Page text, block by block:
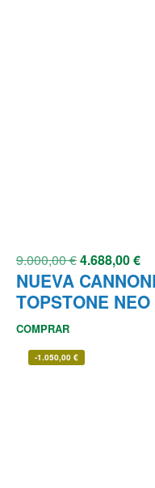
9.000,00€4.688,00€
NUEVA
TOPSTONE
COMPRAR
-1.050,00 €